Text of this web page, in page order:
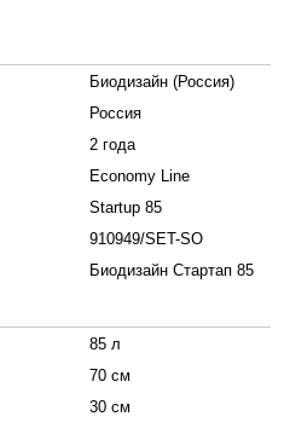
Биодизайн (Россия)
Россия
2 года
Economy Line
Startup 85
910949/SET-SO
Биодизайн Стартап 85
85 л
70 см
30 см